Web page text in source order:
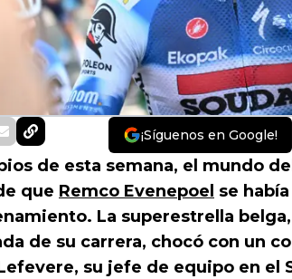
¡Síguenos en Google!
de esta semana, el mundo
que Remco Evenepoel se
La superestrella
de su carrera, chocó con un
su jefe de equipo en el